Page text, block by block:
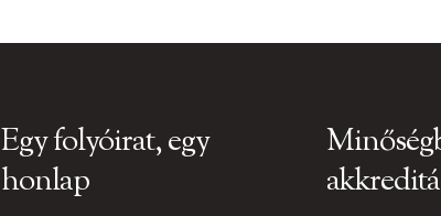
Egy folyóirat, egy
honlap